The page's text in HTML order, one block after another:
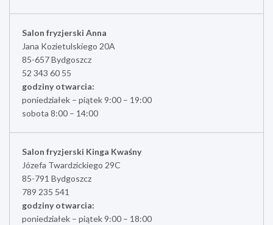
Salon fryzjerski Anna
Jana Kozietulskiego 20A
85-657 Bydgoszcz
52 343 60 55
godziny otwarcia:
poniedziałek – piątek 9:00 – 19:00
sobota 8:00 – 14:00
Salon fryzjerski Kinga Kwaśny
Józefa Twardzickiego 29C
85-791 Bydgoszcz
789 235 541
godziny otwarcia:
poniedziałek – piątek 9:00 – 18:00